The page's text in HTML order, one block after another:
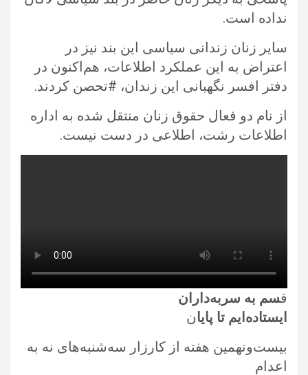
نداده است.
سایر زنان زندانی سیاسی این بند نیز در
اعتراض به این عملکرد اطلاعات، هم‌اکنون در
دفتر افسر نگهبانی این زندان، #تحصن کردند.
از نام دو فعال حقوق زنان منتقل شده به اداره
اطلاعات رشت، اطلاعی در دست نیست.
قسم به سربه‌داران
ایستاده‌ایم تا پایان
بیست‌ونهمین هفته از کارزار سه‌شنبه‌های نه به
اعدام